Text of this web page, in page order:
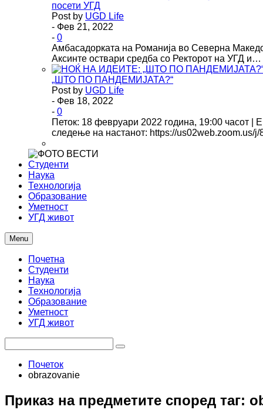
посети УГД
Post by UGD Life
- Фев 21, 2022
- 0
Амбасадорката на Романија во Северна
Аксинте оствари средба со Ректорот на УГД и…
„ШТО ПО ПАНДЕМИЈАТА?“
Post by UGD Life
- Фев 18, 2022
- 0
Петок: 18 февруари 2022 година, 19:00 часот |
следење на настанот: https://us02web.zoom.us/
Студенти
Наука
Технологија
Образование
Уметност
УГД живот
Menu
Почетна
Студенти
Наука
Технологија
Образование
Уметност
УГД живот
Почеток
obrazovanie
Приказ на предметите според таг: